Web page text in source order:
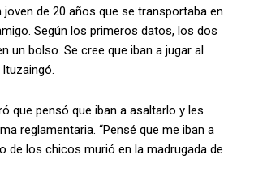
de 20 años que se transportaba en
Según los primeros datos, los dos
un bolso. Se cree que iban a jugar al
que pensó que iban a asaltarlo y les
reglamentaria. “Pensé que me iban a
de los chicos murió en la madrugada de